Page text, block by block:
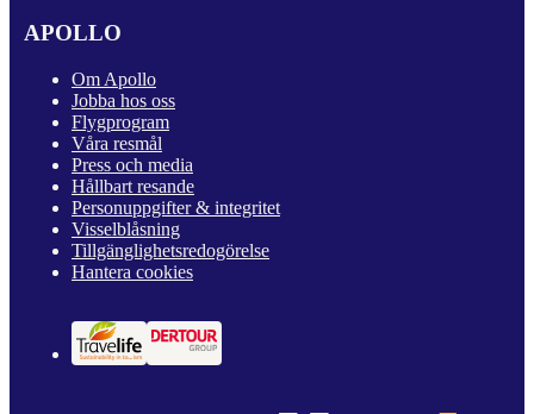
APOLLO
Om Apollo
Jobba hos oss
Flygprogram
Våra resmål
Press och media
Hållbart resande
Personuppgifter & integritet
Visselblåsning
Tillgänglighetsredogörelse
Hantera cookies